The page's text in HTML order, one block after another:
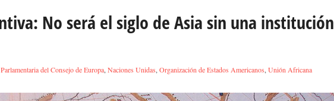
No será el siglo de Asia sin una institución
del Consejo de Europa, Naciones Unidas, Organización de Estados Americanos, Unión Africana